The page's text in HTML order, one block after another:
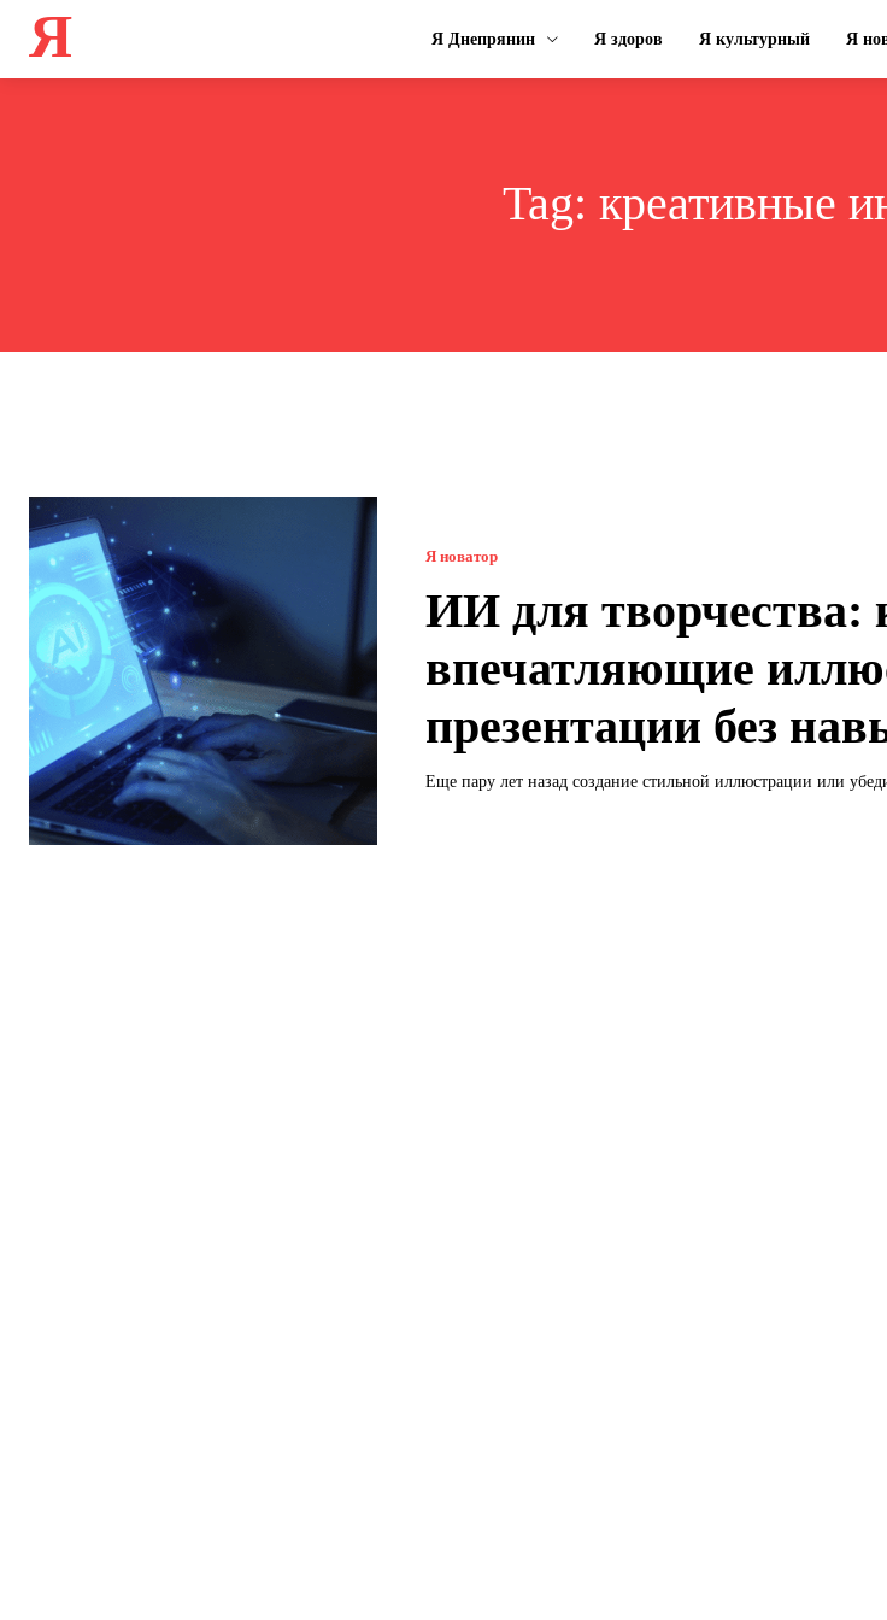
Я Я Днепрянин Я здоров Я культурный Я
Tag: креативные
Я новатор
ИИ для творчества:
впечатляющие
презентации без
Еще пару лет назад создание стильной иллюстрации или